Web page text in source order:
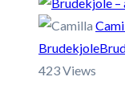
Brudekjole
423 Views